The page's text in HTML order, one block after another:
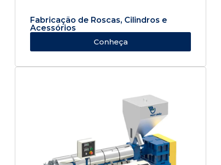
Fabricação de Roscas, Cilindros e
Acessórios
Conheça